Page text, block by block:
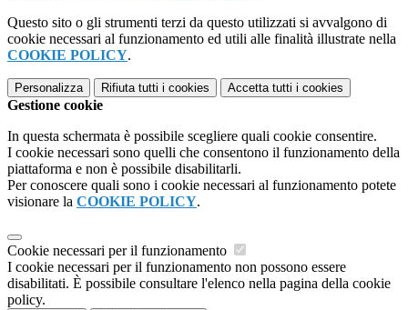
Questo sito o gli strumenti terzi da questo utilizzati si avvalgono di
cookie necessari al funzionamento ed utili alle finalità illustrate nella
COOKIE POLICY.
Personalizza Rifiuta tutti i cookies Accetta tutti i cookies
Gestione cookie
In questa schermata è possibile scegliere quali cookie consentire.
I cookie necessari sono quelli che consentono il funzionamento della
piattaforma e non è possibile disabilitarli.
Per conoscere quali sono i cookie necessari al funzionamento potete
visionare la COOKIE POLICY.
Cookie necessari per il funzionamento
I cookie necessari per il funzionamento non possono essere
disabilitati. È possibile consultare l'elenco nella pagina della cookie
policy.